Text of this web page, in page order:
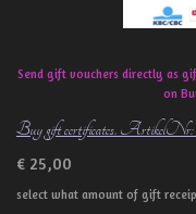
Send gift vouchers directly as
on
Buy gift certificates. ArtikelNr:
€ 25,00
select what amount of gift